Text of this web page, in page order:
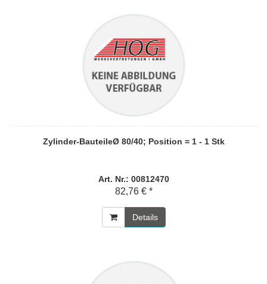
Zylinder-BauteileØ 80/40; Position = 1 - 1 Stk
Art. Nr.: 00812470
82,76 € *
Details